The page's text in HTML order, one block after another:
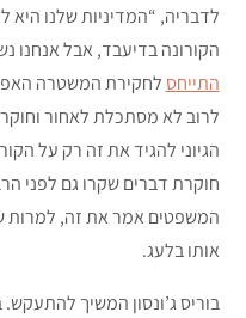
לדבריה, “המדיניות שלנו
הקורונה בדיעבד, אבל אנחנו
התייחסלחקירת המשטרה
לרוב לא מסתכלת לאחור
הגיוני להגיד את זה רק על
חוקרת דברים שקרו גם לפני
המשפטים אמר את זה, למרות
אותו בלעג.
בוריס ג’ונסון המשיך